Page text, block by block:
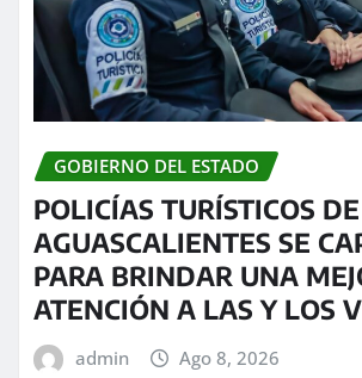
GOBIERNO DEL ESTADO
POLICÍAS TURÍSTICOS DE
AGUASCALIENTES SE
PARA BRINDAR UNA
ATENCIÓN A LAS Y LOS
admin Ago 8, 2026